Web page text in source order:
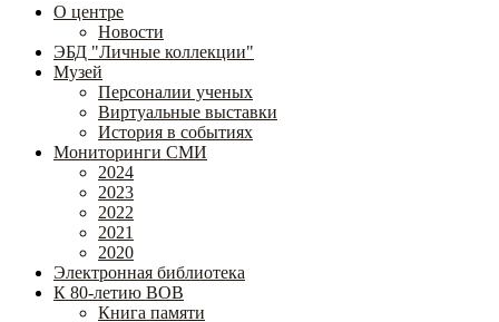
О центре
Новости
ЭБД "Личные коллекции"
Музей
Персоналии ученых
Виртуальные выставки
История в событиях
Мониторинги СМИ
2024
2023
2022
2021
2020
Электронная библиотека
К 80-летию ВОВ
Книга памяти